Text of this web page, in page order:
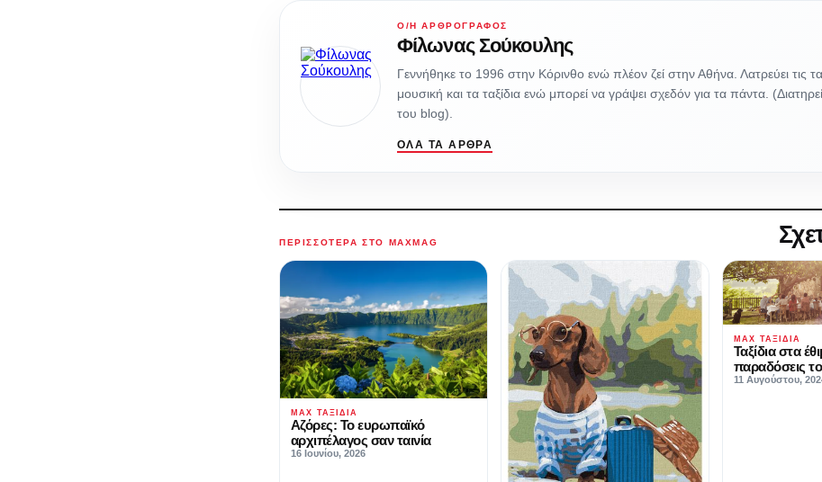
Ο/Η ΑΡΘΡΟΓΡΆΦΟΣ
Φίλωνας Σούκουλης
Γεννήθηκε το 1996 στην Κόρινθο ενώ πλέον ζεί στην Αθήνα. Λατρεύει τις
μουσική και τα ταξίδια ενώ μπορεί να γράψει σχεδόν για τα πάντα.
του blog).
ΌΛΑ ΤΑ ΆΡΘΡΑ
ΠΕΡΙΣΣΌΤΕΡΑ ΣΤΟ MAXMAG
MAX ΤΑΞΊΔΙΑ
Αζόρες: Το ευρωπαϊκό
αρχιπέλαγος σαν ταινία
16 Ιουνίου, 2026
MAX ΤΑΞΊΔΙΑ
Ταξίδια στα
παραδόσεις
11 Αυγούστου,